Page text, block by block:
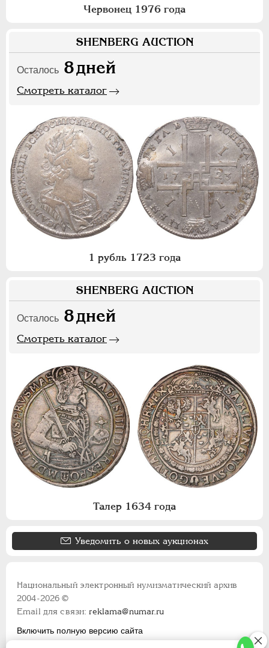
Червонец 1976 года
SHENBERG AUCTION
Осталось 8дней
Смотреть каталог
1 рубль 1723 года
SHENBERG AUCTION
Осталось 8дней
Смотреть каталог
Талер 1634 года
Уведомить о новых аукционах
Национальный электронный нумизматический архив
2004-2026 ©
Email для связи:reklama@numar.ru
Включить полную версию сайта